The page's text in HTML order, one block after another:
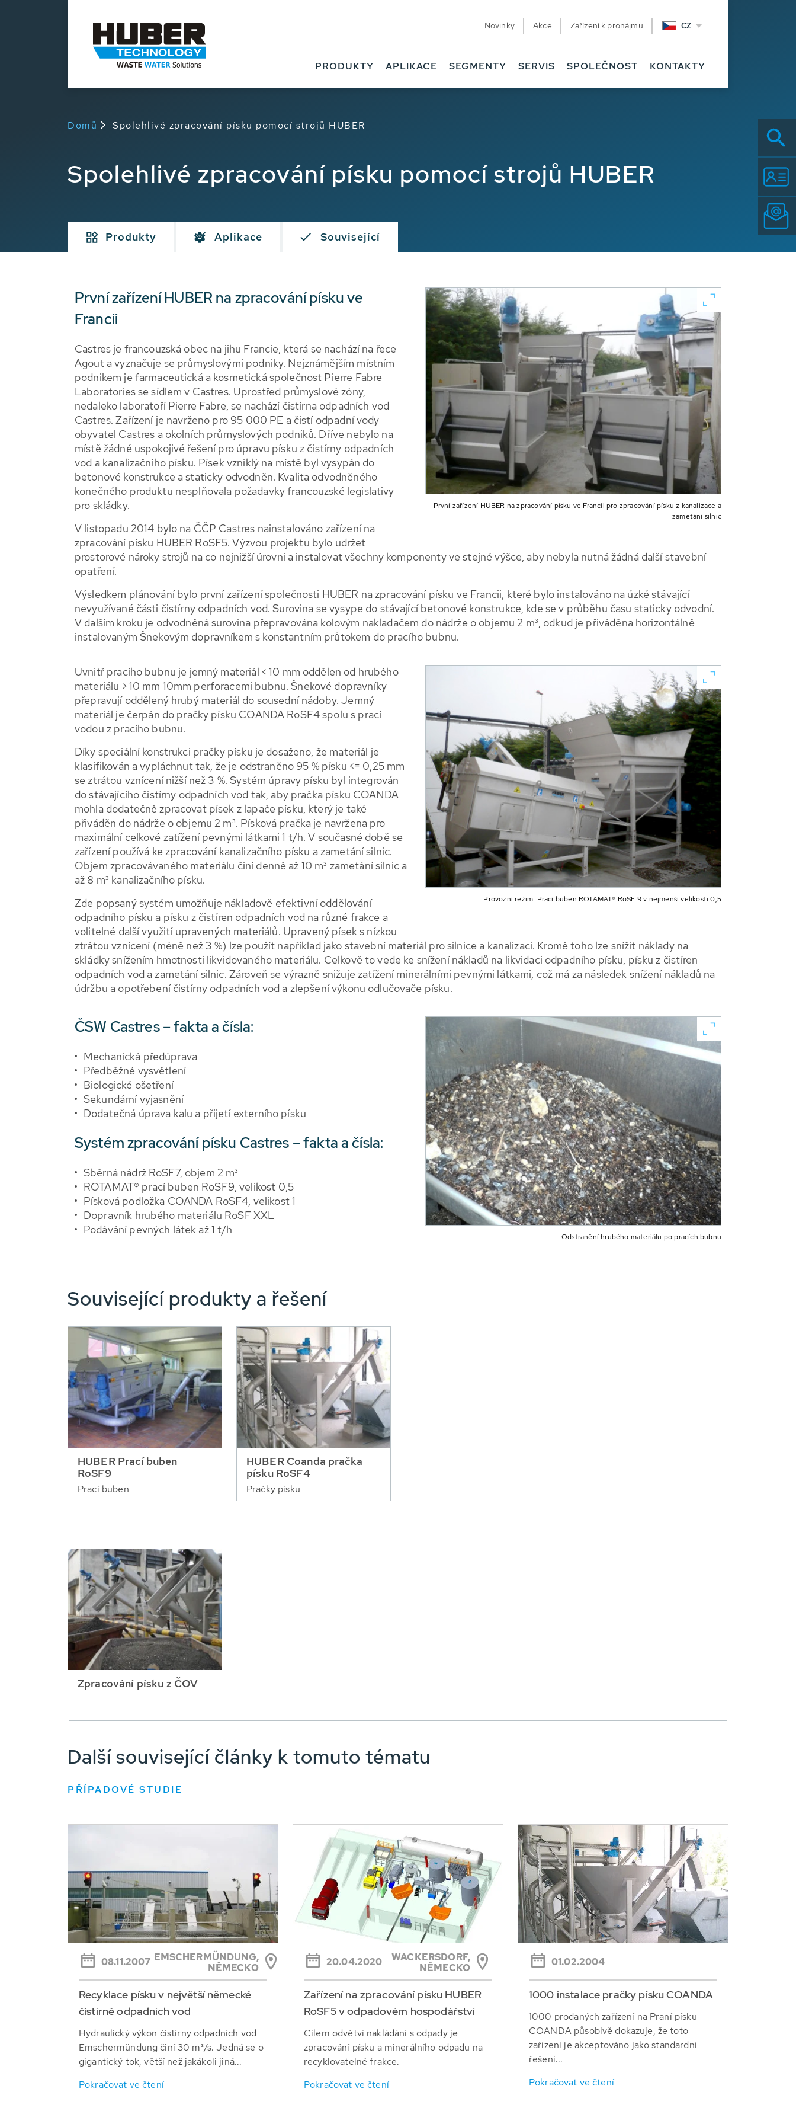
Novinky Akce Zařízení k pronájmu CZ
PRODUKTY APLIKACE SEGMENTY SERVIS SPOLEČNOST KONTAKTY
Domů Spolehlivé zpracování písku pomocí strojů HUBER
Spolehlivé zpracování písku pomocí strojů HUBER
Produkty Aplikace Související
První zařízení HUBER na zpracování písku ve Francii pro zpracování písku z kanalizace a
zametání silnic
První zařízení HUBER na zpracování písku ve
Francii
Castres je francouzská obec na jihu Francie, která se nachází na řece
Agout a vyznačuje se průmyslovými podniky. Nejznámějším místním
podnikem je farmaceutická a kosmetická společnost Pierre Fabre
Laboratories se sídlem v Castres. Uprostřed průmyslové zóny,
nedaleko laboratoří Pierre Fabre, se nachází čistírna odpadních vod
Castres. Zařízení je navrženo pro 95 000 PE a čistí odpadní vody
obyvatel Castres a okolních průmyslových podniků. Dříve nebylo na
místě žádné uspokojivé řešení pro úpravu písku z čistírny odpadních
vod a kanalizačního písku. Písek vzniklý na místě byl vysypán do
betonové konstrukce a staticky odvodněn. Kvalita odvodněného
konečného produktu nesplňovala požadavky francouzské legislativy
pro skládky.
V listopadu 2014 bylo na ČČP Castres nainstalováno zařízení na
zpracování písku HUBER RoSF5. Výzvou projektu bylo udržet
prostorové nároky strojů na co nejnižší úrovni a instalovat všechny komponenty ve stejné výšce, aby nebyla nutná žádná další stavební
opatření.
Výsledkem plánování bylo první zařízení společnosti HUBER na zpracování písku ve Francii, které bylo instalováno na úzké stávající
nevyužívané části čistírny odpadních vod. Surovina se vysype do stávající betonové konstrukce, kde se v průběhu času staticky odvodní.
V dalším kroku je odvodněná surovina přepravována kolovým nakladačem do nádrže o objemu 2 m³, odkud je přiváděna horizontálně
instalovaným Šnekovým dopravníkem s konstantním průtokem do pracího bubnu.
Provozní režim: Prací buben ROTAMAT® RoSF 9 v nejmenší velikosti 0,5
Uvnitř pracího bubnu je jemný materiál < 10 mm oddělen od hrubého
materiálu > 10 mm 10mm perforacemi bubnu. Šnekové dopravníky
přepravují oddělený hrubý materiál do sousední nádoby. Jemný
materiál je čerpán do pračky písku COANDA RoSF4 spolu s prací
vodou z pracího bubnu.
Díky speciální konstrukci pračky písku je dosaženo, že materiál je
klasifikován a vypláchnut tak, že je odstraněno 95 % písku <= 0,25 mm
se ztrátou vznícení nižší než 3 %. Systém úpravy písku byl integrován
do stávajícího čistírny odpadních vod tak, aby pračka písku COANDA
mohla dodatečně zpracovat písek z lapače písku, který je také
přiváděn do nádrže o objemu 2 m³. Písková pračka je navržena pro
maximální celkové zatížení pevnými látkami 1 t/h. V současné době se
zařízení používá ke zpracování kanalizačního písku a zametání silnic.
Objem zpracovávaného materiálu činí denně až 10 m³ zametání silnic a
až 8 m³ kanalizačního písku.
Zde popsaný systém umožňuje nákladově efektivní oddělování
odpadního písku a písku z čistíren odpadních vod na různé frakce a
volitelné další využití upravených materiálů. Upravený písek s nízkou
ztrátou vznícení (méně než 3 %) lze použít například jako stavební materiál pro silnice a kanalizaci. Kromě toho lze snížit náklady na
skládky snížením hmotnosti likvidovaného materiálu. Celkově to vede ke snížení nákladů na likvidaci odpadního písku, písku z čistíren
odpadních vod a zametání silnic. Zároveň se výrazně snižuje zatížení minerálními pevnými látkami, což má za následek snížení nákladů na
údržbu a opotřebení čistírny odpadních vod a zlepšení výkonu odlučovače písku.
Odstranění hrubého materiálu po pracích bubnu
ČSW Castres – fakta a čísla:
Mechanická předúprava
Předběžné vysvětlení
Biologické ošetření
Sekundární vyjasnění
Dodatečná úprava kalu a přijetí externího písku
Systém zpracování písku Castres – fakta a čísla:
Sběrná nádrž RoSF7, objem 2 m³
ROTAMAT® prací buben RoSF9, velikost 0,5
Písková podložka COANDA RoSF4, velikost 1
Dopravník hrubého materiálu RoSF XXL
Podávání pevných látek až 1 t/h
Související produkty a řešení
HUBER Prací buben
RoSF9
Prací buben
HUBER Coanda pračka
písku RoSF4
Pračky písku
Zpracování písku z ČOV
Další související články k tomuto tématu
PŘÍPADOVÉ STUDIE
08.11.2007 EMSCHERMÜNDUNG,
NĚMECKO
Recyklace písku v největší německé
čistírně odpadních vod
Hydraulický výkon čistírny odpadních vod
Emschermündung činí 30 m³/s. Jedná se o
gigantický tok, větší než jakákoli jiná...
Pokračovat ve čtení
20.04.2020
WACKERSDORF,
NĚMECKO
Zařízení na zpracování písku HUBER
RoSF5 v odpadovém hospodářství
Cílem odvětví nakládání s odpady je
zpracování písku a minerálního odpadu na
recyklovatelné frakce.
Pokračovat ve čtení
01.02.2004
1000 instalace pračky písku COANDA
1000 prodaných zařízení na Praní písku
COANDA působivě dokazuje, že toto
zařízení je akceptováno jako standardní
řešení...
Pokračovat ve čtení